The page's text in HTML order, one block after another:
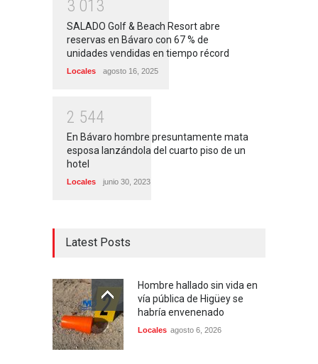
3 01 3
SALADO Golf & Beach Resort abre
reservas en Bávaro con 67 % de
unidades vendidas en tiempo récord
Locales agosto 16, 2025
2 544
En Bávaro hombre presuntamente mata
esposa lanzándola del cuarto piso de un
hotel
Locales junio 30, 2023
Latest Posts
Hombre hallado sin vida en
vía pública de Higüey se
habría envenenado
Locales agosto 6, 2026